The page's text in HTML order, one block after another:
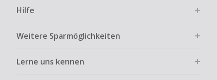
Hilfe
Weitere Sparmöglichkeiten
Lerne uns kennen